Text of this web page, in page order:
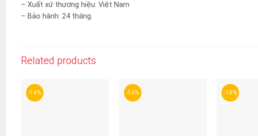
– Xuất xứ thương hiệu: Việt Nam
– Bảo hành: 24 tháng.
Related products
-14% -14% -18%